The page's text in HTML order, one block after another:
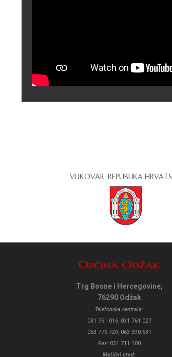
VUKOVAR, REPUBLIKA
Trg Bosne i Hercegovine,
76290 Odžak
Telefonska centrala:
031 761 016, 031 761 027
063 776 729, 063 390 531
Fax: 031 711 100
Matični ured: